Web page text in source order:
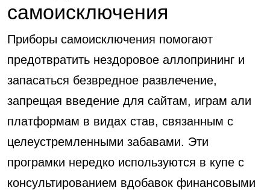
самоисключения
Приборы самоисключения помогают
предотвратить нездоровое аллопрининг и
запасаться безвредное развлечение,
запрещая введение для сайтам, играм али
платформам в видах став, связанным с
целеустремленными забавами. Эти
програмки нередко используются в купе с
консультированием вдобавок финансовыми